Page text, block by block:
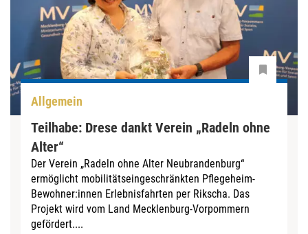
Allgemein
Teilhabe: Drese dankt Verein „Radeln ohne
Alter“
Der Verein „Radeln ohne Alter Neubrandenburg“
ermöglicht mobilitätseingeschränkten Pflegeheim-
Bewohner:innen Erlebnisfahrten per Rikscha. Das
Projekt wird vom Land Mecklenburg-Vorpommern
gefördert....